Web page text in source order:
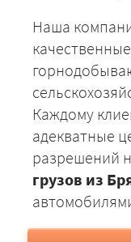
Наша
Каждому
адекватные
разрешений
грузов из